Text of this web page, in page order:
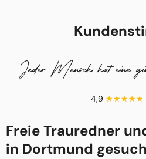
Jeder Mensch hat eine
4,9
Freie Trauredner
in Dortmund